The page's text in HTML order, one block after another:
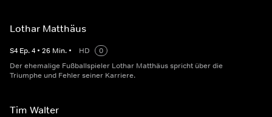
Lothar Matthäus
S4 Ep.4 • 26 Min. • HD
0
Der ehemalige Fußballspieler Lothar Matthäus spricht über die
Triumphe und Fehler seiner Karriere.
Tim Walter